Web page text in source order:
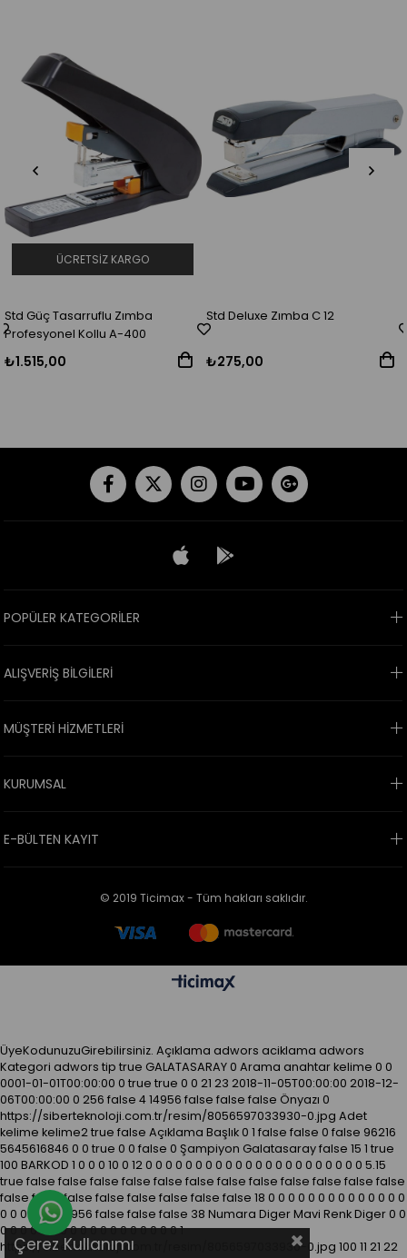
Std Güç Tasarruflu Zımba
Profesyonel Kollu A-400
₺1.515,00
ÜCRETSIZ KARGO
Std Deluxe Zımba C 12
₺275,00
POPÜLER KATEGORİLER
ALIŞVERİŞ BİLGİLERİ
MÜŞTERİ HİZMETLERİ
KURUMSAL
E-BÜLTEN KAYIT
© 2019 Ticimax - Tüm hakları saklıdır.
Whatsapp Destek Hattı
ÜyeKodunuzuGirebilirsiniz. Açıklama adwors aciklama adwors
Kategori adwors tip true GALATASARAY0 Arama anahtar kelime 0 0
0001-01-01T00:00:00 0 true true 0 0 21 23 2018-11-05T00:00:00 2018-12-
06T00:00:00 0 256 false 414956 false false false Önyazı 0
https://siberteknoloji.com.tr/resim/8056597033930-0.jpg Adet
kelime kelime2true false Açıklama Başlık0 1 false false 0 false 96216
5645616846 0 0 true 0 0 false 0 Şampiyon Galatasarayfalse 15 1 true
100 BARKOD 1 0 0 0 10 0 120 0 0 0 0 0 0 0 0 0 0 0 0 0 0 0 0 0 0 0 0 0 5.15
true false false false false false false false false false false false false
false falsefalse false false false false false 18 0 0 0 0 0 0 0 0 0 0 0 0 0 0
0 0 0 0014956 false false false 38 Numara DigerMavi RenkDiger0 0
00000 00000000000001
https://siberteknoloji.com.tr/resim/8056597033930-0.jpg 100 11 21 22
Çerez Kullanımı